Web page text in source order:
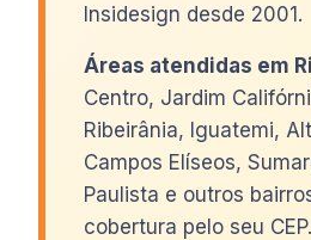
Insidesign desde 2001.
Áreas atendidas em
Centro, Jardim
Ribeirânia, Iguatemi,
Campos Elíseos,
Paulista e outros
cobertura pelo seu CEP.